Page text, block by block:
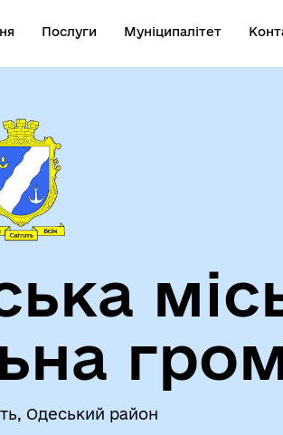
Послуги Муніципалітет
Туризм
Фінанси
Одеський район